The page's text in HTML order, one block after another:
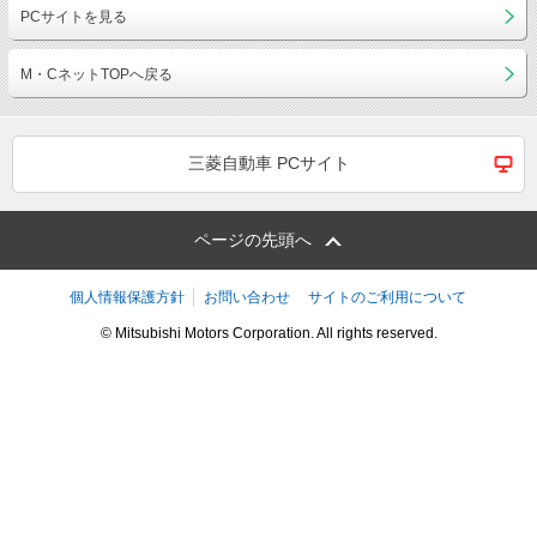
PCサイトを見る
M・CネットTOPへ戻る
三菱自動車 PCサイト
ページの先頭へ
個人情報保護方針 お問い合わせ サイトのご利用について
© Mitsubishi Motors Corporation. All rights reserved.